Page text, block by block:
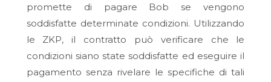
promette di pagare Bob se vengono
soddisfatte determinate condizioni. Utilizzando
le ZKP, il contratto può verificare che le
condizioni siano state soddisfatte ed eseguire il
pagamento senza rivelare le specifiche di tali